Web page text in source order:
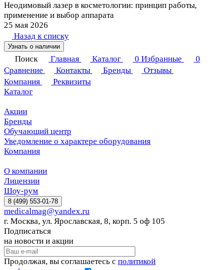
Неодимовый лазер в косметологии: принцип работы,
применение и выбор аппарата
25 мая 2026
Назад к списку
Узнать о наличии
Поиск Главная Каталог 0 Избранные
0
Сравнение
Контакты Бренды
Отзывы
Компания
Реквизиты
Каталог
Акции
Бренды
Обучающий центр
Уведомление о характере оборудования
Компания
О компании
Лицензии
Шоу-рум
8 (499) 553-01-78
medicalmag@yandex.ru
г. Москва, ул. Ярославская, 8, корп. 5 оф 105
Подписаться
на новости и акции
Продолжая, вы соглашаетесь с политикой